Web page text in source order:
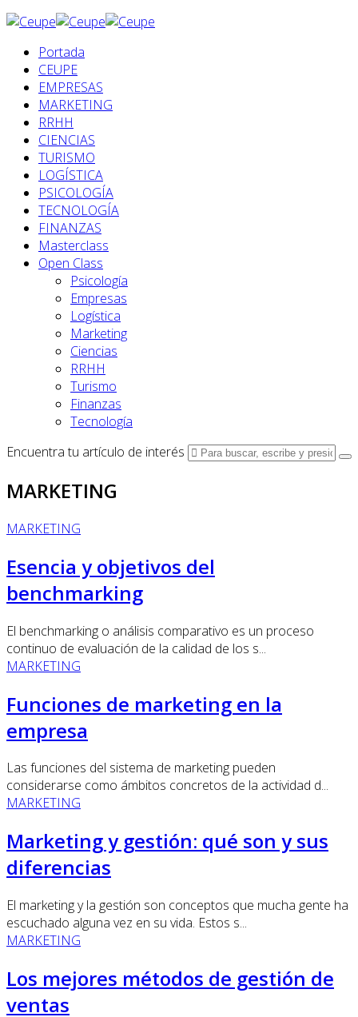
Portada
CEUPE
EMPRESAS
MARKETING
RRHH
CIENCIAS
TURISMO
LOGÍSTICA
PSICOLOGÍA
TECNOLOGÍA
FINANZAS
Masterclass
Open Class
Psicología
Empresas
Logística
Marketing
Ciencias
RRHH
Turismo
Finanzas
Tecnología
Encuentra tu artículo de interés
MARKETING
MARKETING
Esencia y objetivos del
benchmarking
El benchmarking o análisis comparativo es un proceso
continuo de evaluación de la calidad de los s...
MARKETING
Funciones de marketing en la
empresa
Las funciones del sistema de marketing pueden
considerarse como ámbitos concretos de la actividad d...
MARKETING
Marketing y gestión: qué son y sus
diferencias
El marketing y la gestión son conceptos que mucha gente ha
escuchado alguna vez en su vida. Estos s...
MARKETING
Los mejores métodos de gestión de
ventas